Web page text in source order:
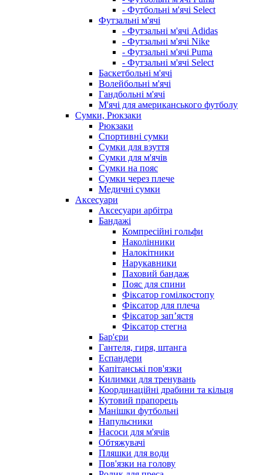
- Футбольні м'ячі Select
Футзальні м'ячі
- Футзальні м'ячі Adidas
- Футзальні м'ячі Nike
- Футзальні м'ячі Puma
- Футзальні м'ячі Select
Баскетбольні м'ячі
Волейбольні м'ячі
Гандбольні м'ячі
М'ячі для американського футболу
Сумки, Рюкзаки
Рюкзаки
Спортивні сумки
Сумки для взуття
Сумки для м'ячів
Сумки на пояс
Сумки через плече
Медичні сумки
Аксесуари
Аксесуари арбітра
Бандажі
Компресійні гольфи
Наколінники
Налокітники
Нарукавники
Паховий бандаж
Пояс для спини
Фіксатор гомілкостопу
Фіксатор для плеча
Фіксатор запʼястя
Фіксатор стегна
Бар'єри
Гантеля, гиря, штанга
Еспандери
Капітанські пов'язки
Килимки для тренувань
Координаційні драбини та кільця
Кутовий прапорець
Манішки футбольні
Напульсники
Насоси для м'ячів
Обтяжувачі
Пляшки для води
Пов'язки на голову